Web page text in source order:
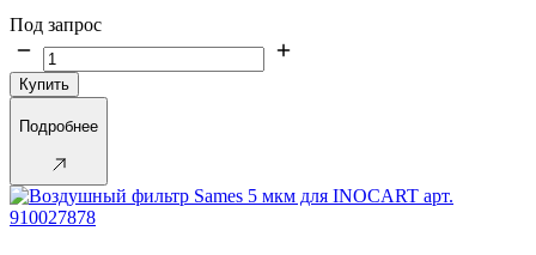
Под запрос
Купить
Подробнее